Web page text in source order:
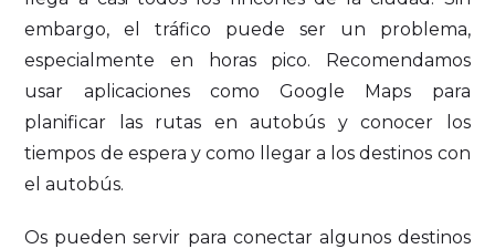
embargo, el tráfico puede ser un problema,
especialmente en horas pico. Recomendamos
usar aplicaciones como Google Maps para
planificar las rutas en autobús y conocer los
tiempos de espera y como llegar a los destinos con
el autobús.
Os pueden servir para conectar algunos destinos